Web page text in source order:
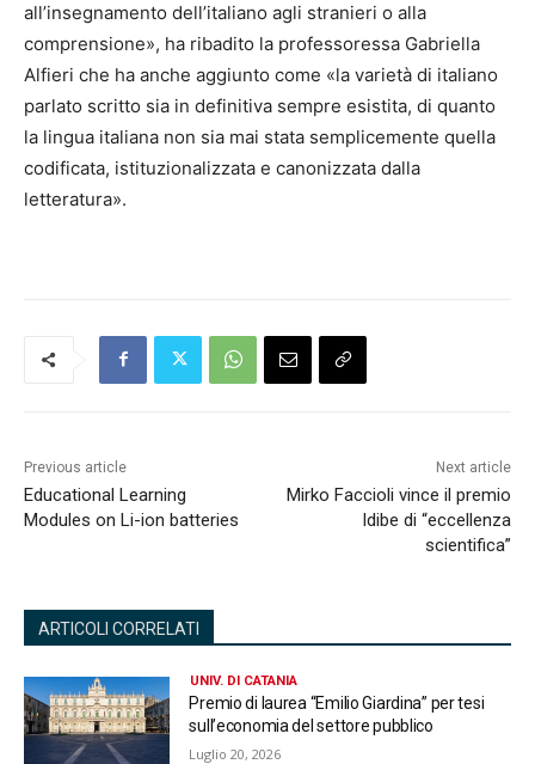
all’insegnamento dell’italiano agli stranieri o alla
comprensione», ha ribadito la professoressa Gabriella
Alfieri che ha anche aggiunto come «la varietà di italiano
parlato scritto sia in definitiva sempre esistita, di quanto
la lingua italiana non sia mai stata semplicemente quella
codificata, istituzionalizzata e canonizzata dalla
letteratura».
Previous article
Educational Learning
Modules on Li-ion batteries
Next article
Mirko Faccioli vince il premio
Idibe di “eccellenza
scientifica”
ARTICOLI CORRELATI
UNIV. DI CATANIA
Premio di laurea “Emilio Giardina” per tesi
sull’economia del settore pubblico
Luglio 20, 2026